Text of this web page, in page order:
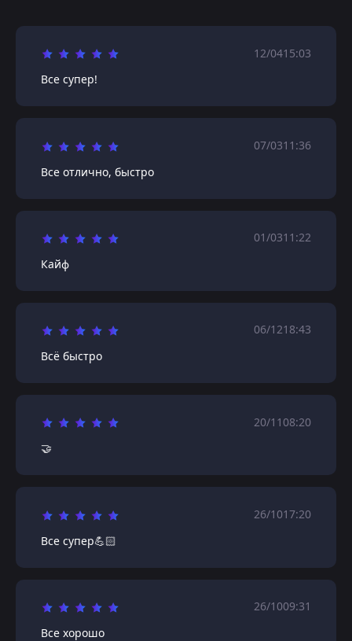
12/0415:03
Все супер!
07/0311:36
Все отлично, быстро
01/0311:22
Кайф
06/1218:43
Всё быстро
20/1108:20
🤝
26/1017:20
Все супер💪🏻
26/1009:31
Все хорошо